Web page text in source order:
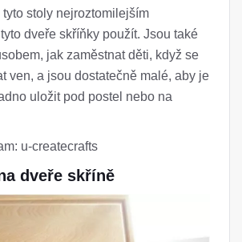
stoly nejroztomilejším
dveře skříňky použít. Jsou také
jak zaměstnat děti, když se
ven, a jsou dostatečně malé, aby je
uložit pod postel nebo na
u-createcrafts
dveře skříně